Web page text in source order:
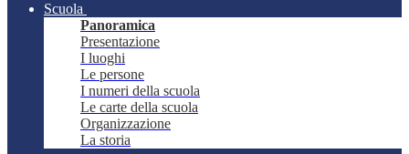
Scuola
Panoramica
Presentazione
I luoghi
Le persone
I numeri della scuola
Le carte della scuola
Organizzazione
La storia